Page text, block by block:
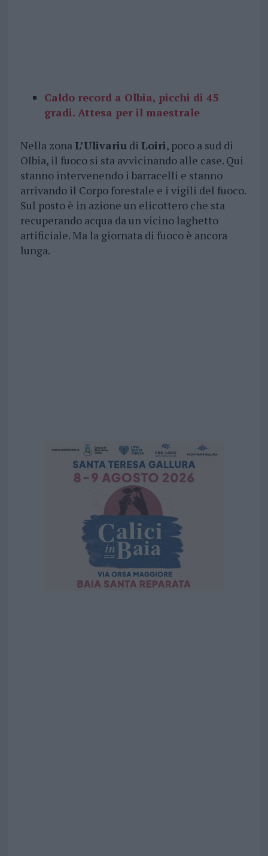
Caldo record a Olbia, picchi di 45
gradi. Attesa per il maestrale
Nella zonaL’Ulivariudi Loiri, poco a sud di
Olbia, il fuoco si sta avvicinando alle case. Qui
stanno intervenendo i barracelli e stanno
arrivando il Corpo forestale e i vigili del fuoco.
Sul posto è in azione un elicottero che sta
recuperando acqua da un vicino laghetto
artificiale. Ma la giornata di fuoco è ancora
lunga.